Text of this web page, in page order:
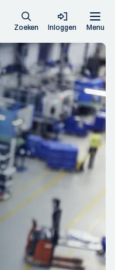
Zoeken Inloggen Menu